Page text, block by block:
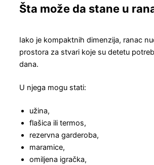
Šta može da stane u
Iako je kompaktnih dimenzija, ranac
prostora za stvari koje su detetu
dana.
U njega mogu stati:
užina,
flašica ili termos,
rezervna garderoba,
maramice,
omiljena igračka,